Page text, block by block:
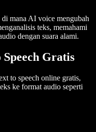
mana AI voice mengubah
teks, memahami
dengan suara alami.
Gratis
to speech online gratis,
ke format audio seperti